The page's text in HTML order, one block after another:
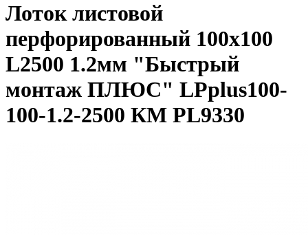
Лоток листовой
перфорированный 100х100
L2500 1.2мм "Быстрый
монтаж ПЛЮС" LPplus100-
100-1.2-2500 КМ PL9330